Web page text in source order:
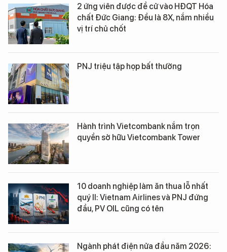
2 ứng viên được đề cử vào HĐQT Hóa
chất Đức Giang: Đều là 8X, nắm nhiều
vị trí chủ chốt
PNJ triệu tập họp bất thường
Hành trình Vietcombank nắm trọn
quyền sở hữu Vietcombank Tower
10 doanh nghiệp làm ăn thua lỗ nhất
quý II: Vietnam Airlines và PNJ đứng
đầu, PV OIL cũng có tên
Ngành phát điện nửa đầu năm 2026: